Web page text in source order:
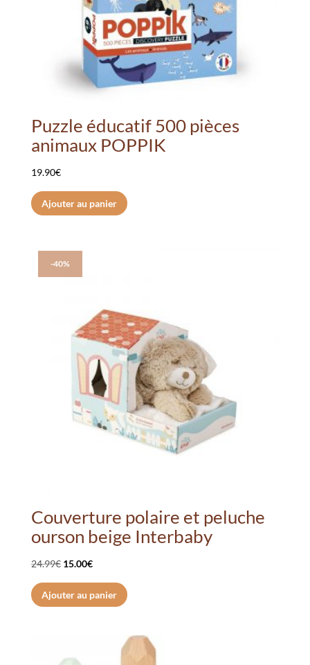
Puzzle éducatif 500 pièces
animaux POPPIK
19.90€
Ajouter au panier
-40%
Couverture polaire et peluche
ourson beige Interbaby
24.99€ Le
prix
initial
15.00€Le
prix
actuel
Ajouter au panier